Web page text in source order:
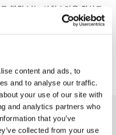
content and ads, to
and to analyse our traffic.
your use of our site with
and analytics partners who
that you’ve
collected from your use
채워 넣는 사치스러운 장식도
하며, 마키에는 보통 금으로
작은 가구 이외에 다양한 종류